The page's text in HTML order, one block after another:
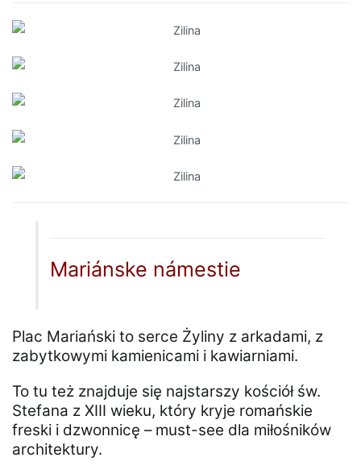
Mariánske námestie
Plac Mariański to serce Żyliny z arkadami, z
zabytkowymi kamienicami i kawiarniami.
To tu też znajduje się najstarszy kościół św.
Stefana z XIII wieku, który kryje romańskie
freski i dzwonnicę – must-see dla miłośników
architektury.